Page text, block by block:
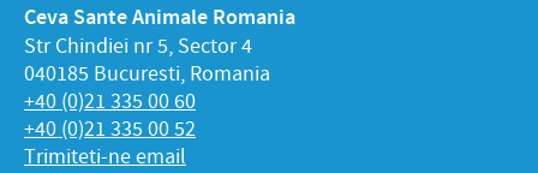
Ceva Sante Animale Romania
Str Chindiei nr 5, Sector 4
040185 Bucuresti, Romania
+40 (0)21 335 00 60
+40 (0)21 335 00 52
Trimiteti-ne email